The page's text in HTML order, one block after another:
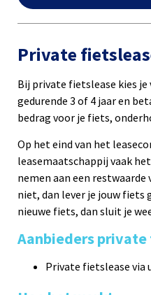
Private
Bij private fietslease kies
gedurende 3 of 4 jaar en
bedrag voor je fiets,
Op het eind van het
leasemaatschappij vaak
nemen aan een restwaarde
niet, dan lever je jouw fiets
nieuwe fiets, dan sluit je
Aanbieders
Private fietslease via